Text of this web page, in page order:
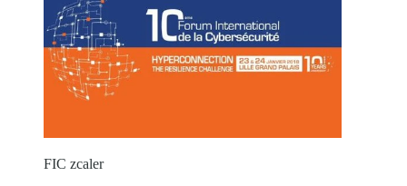
FIC zcaler